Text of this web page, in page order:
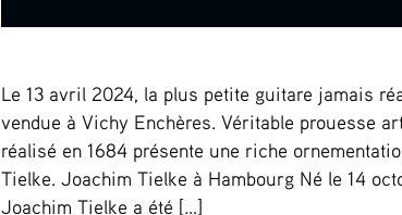
Le 13 avril 2024, la plus petite guitare jamais
vendue à Vichy Enchères. Véritable prouesse
réalisé en 1684 présente une riche
Tielke. Joachim Tielke à Hambourg Né le 14
Joachim Tielke a été […]